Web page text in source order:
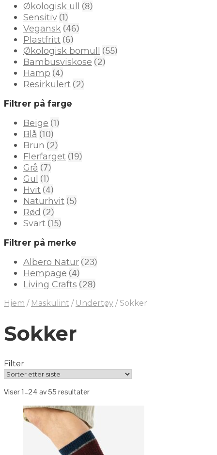
Økologisk ull (8)
Sensitiv (1)
Vegansk (46)
Plastfritt (6)
Økologisk bomull (55)
Bambusviskose (2)
Hamp (4)
Resirkulert (2)
Filtrer på farge
Beige (1)
Blå (10)
Brun (2)
Flerfarget (19)
Grå (7)
Gul (1)
Hvit (4)
Naturhvit (5)
Rød (2)
Svart (15)
Filtrer på merke
Albero Natur (23)
Hempage (4)
Living Crafts (28)
Hjem / Maskulint / Undertøy / Sokker
Sokker
Filter
Viser 1–24 av 55 resultater